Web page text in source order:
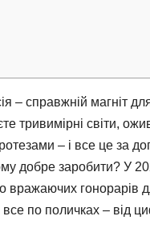
– справжній магніт
тривимірні світи,
– і все це за
добре заробити? У
вражаючих гонорарів
по поличках – від